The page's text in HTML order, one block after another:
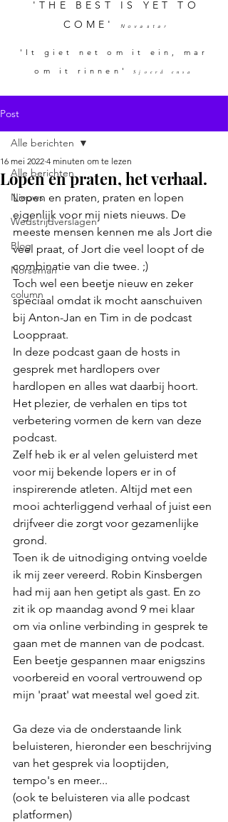
'THE BEST IS YET TO
COME'
Novastar
'It giet net om it ein, mar
om it rinnen'
Sjoerd ensa
Post
Alle berichten
Nieuws
Wedstrijdverslagen
Blog
Norseman
column
Alle berichten
Lopen en praten, het verhaal.
16 mei 2022 4 minuten om te lezen
Lopen en praten, praten en lopen
eigenlijk voor mij niets nieuws. De
meeste mensen kennen me als Jort die
veel praat, of Jort die veel loopt of de
combinatie van die twee. ;)
Toch wel een beetje nieuw en zeker
speciaal omdat ik mocht aanschuiven
bij Anton-Jan en Tim in de podcast
Looppraat.
In deze podcast gaan de hosts in
gesprek met hardlopers over
hardlopen en alles wat daarbij hoort.
Het plezier, de verhalen en tips tot
verbetering vormen de kern van deze
podcast.
Zelf heb ik er al velen geluisterd met
voor mij bekende lopers er in of
inspirerende atleten. Altijd met een
mooi achterliggend verhaal of juist een
drijfveer die zorgt voor gezamenlijke
grond.
Toen ik de uitnodiging ontving voelde
ik mij zeer vereerd. Robin Kinsbergen
had mij aan hen getipt als gast. En zo
zit ik op maandag avond 9 mei klaar
om via online verbinding in gesprek te
gaan met de mannen van de podcast.
Een beetje gespannen maar enigszins
voorbereid en vooral vertrouwend op
mijn 'praat' wat meestal wel goed zit.
Ga deze via de onderstaande link
beluisteren, hieronder een beschrijving
van het gesprek via looptijden,
tempo's en meer...
(ook te beluisteren via alle podcast
platformen)